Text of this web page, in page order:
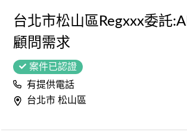
台北市松山區Regxxx委託:AI
顧問需求
案件已認證
有提供電話
台北市 松山區